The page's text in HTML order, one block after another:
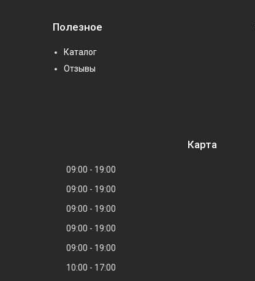
Полезное
Каталог
Отзывы
09:00
19:00
09:00
19:00
09:00
19:00
09:00
19:00
09:00
19:00
10:00 17:00
Карта